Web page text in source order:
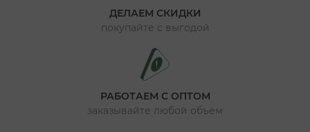
ДЕЛАЕМ СКИДКИ
покупайте с выгодой
РАБОТАЕМ С ОПТОМ
заказывайте любой объём